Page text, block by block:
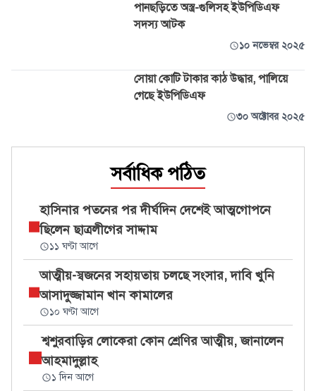
পানছড়িতে অস্ত্র-গুলিসহ ইউপিডিএফ
সদস্য আটক
১০ নভেম্বর ২০২৫
সোয়া কোটি টাকার কাঠ উদ্ধার, পালিয়ে
গেছে ইউপিডিএফ
৩০ অক্টোবর ২০২৫
সর্বাধিক পঠিত
হাসিনার পতনের পর দীর্ঘদিন দেশেই আত্মগোপনে
ছিলেন ছাত্রলীগের সাদ্দাম
১১ ঘণ্টা আগে
আত্মীয়-স্বজনের সহায়তায় চলছে সংসার, দাবি খুনি
আসাদুজ্জামান খান কামালের
১০ ঘণ্টা আগে
শ্বশুরবাড়ির লোকেরা কোন শ্রেণির আত্মীয়, জানালেন
আহমাদুল্লাহ
১ দিন আগে